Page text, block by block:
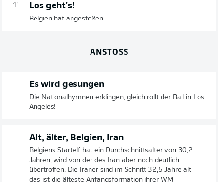
1' Los geht's!
Belgien hat angestoßen.
ANSTOSS
Es wird gesungen
Die Nationalhymnen erklingen, gleich rollt der Ball in Los
Angeles!
Alt, älter, Belgien, Iran
Belgiens Startelf hat ein Durchschnittsalter von 30,2
Jahren, wird von der des Iran aber noch deutlich
übertroffen. Die Iraner sind im Schnitt 32,5 Jahre alt –
das ist die älteste Anfangsformation ihrer WM-